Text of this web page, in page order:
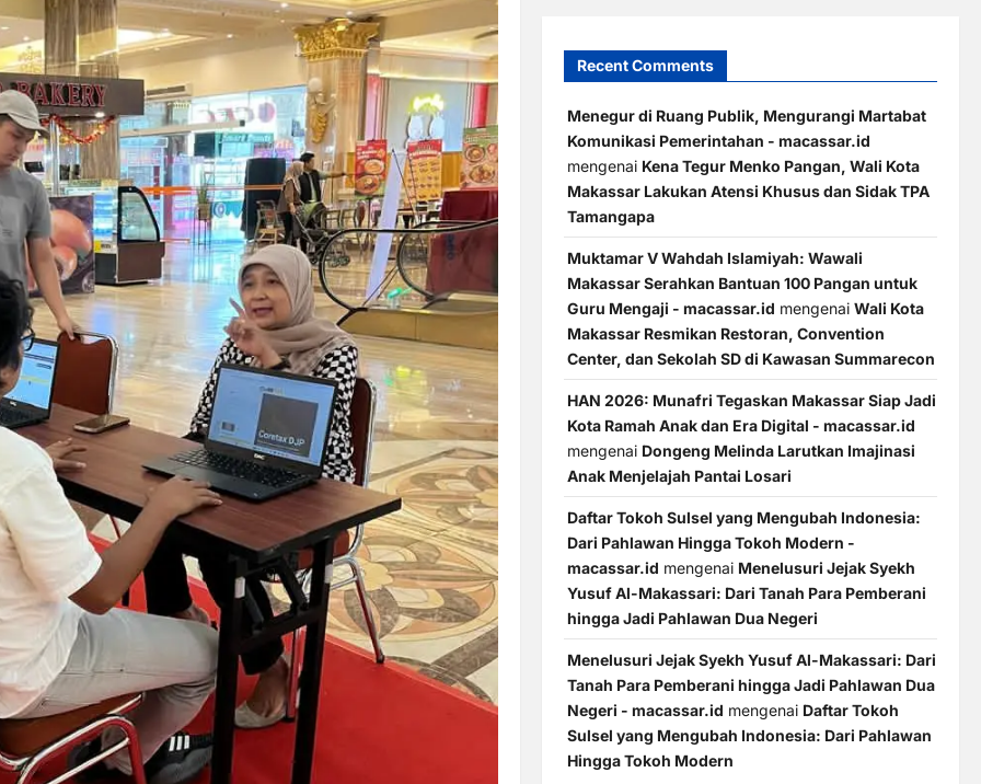
Recent Comments
Menegur di Ruang Publik, Mengurangi Martabat
Komunikasi Pemerintahan - macassar.id
mengenai Kena Tegur Menko Pangan, Wali Kota
Makassar Lakukan Atensi Khusus dan Sidak TPA
Tamangapa
Muktamar V Wahdah Islamiyah: Wawali
Makassar Serahkan Bantuan 100 Pangan untuk
Guru Mengaji - macassar.id mengenai Wali Kota
Makassar Resmikan Restoran, Convention
Center, dan Sekolah SD di Kawasan Summarecon
HAN 2026: Munafri Tegaskan Makassar Siap Jadi
Kota Ramah Anak dan Era Digital - macassar.id
mengenai Dongeng Melinda Larutkan Imajinasi
Anak Menjelajah Pantai Losari
Daftar Tokoh Sulsel yang Mengubah Indonesia:
Dari Pahlawan Hingga Tokoh Modern -
macassar.id mengenai Menelusuri Jejak Syekh
Yusuf Al-Makassari: Dari Tanah Para Pemberani
hingga Jadi Pahlawan Dua Negeri
Menelusuri Jejak Syekh Yusuf Al-Makassari: Dari
Tanah Para Pemberani hingga Jadi Pahlawan Dua
Negeri - macassar.id mengenai Daftar Tokoh
Sulsel yang Mengubah Indonesia: Dari Pahlawan
Hingga Tokoh Modern